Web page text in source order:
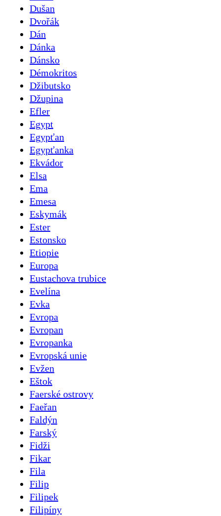
Dušan
Dvořák
Dán
Dánka
Dánsko
Démokritos
Džibutsko
Džupina
Efler
Egypt
Egypťan
Egypťanka
Ekvádor
Elsa
Ema
Emesa
Eskymák
Ester
Estonsko
Etiopie
Europa
Eustachova trubice
Evelína
Evka
Evropa
Evropan
Evropanka
Evropská unie
Evžen
Eštok
Faerské ostrovy
Faeřan
Faldýn
Farský
Fidži
Fikar
Fila
Filip
Filipek
Filipíny